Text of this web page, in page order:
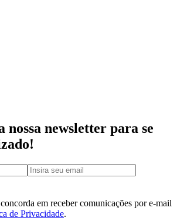
nossa newsletter para se
em receber comunicações por e-mail
de Privacidade.